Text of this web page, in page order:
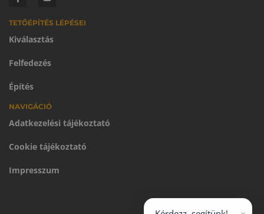
TETŐÉPÍTÉS LÉPÉSEI
Kiválasztás
Felfedezés
Építés
NAVIGÁCIÓ
Adatkezelési tájékoztató
Cookie tájékoztató
Impresszum